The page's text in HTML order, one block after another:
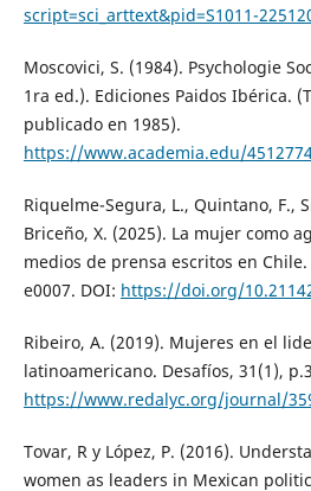
script=sci_arttext&pid=S1011-
Moscovici, S. (1984). Psychologie
1ra ed.). Ediciones Paidos Ibérica.
publicado en 1985).
https://www.academia.edu/
Riquelme-Segura, L., Quintano, F.,
Briceño, X. (2025). La mujer como
medios de prensa escritos en
e0007. DOI: https://doi.org/
Ribeiro, A. (2019). Mujeres en el
latinoamericano. Desafíos, 31(1),
https://www.redalyc.org/journal/
Tovar, R y López, P. (2016).
women as leaders in Mexican